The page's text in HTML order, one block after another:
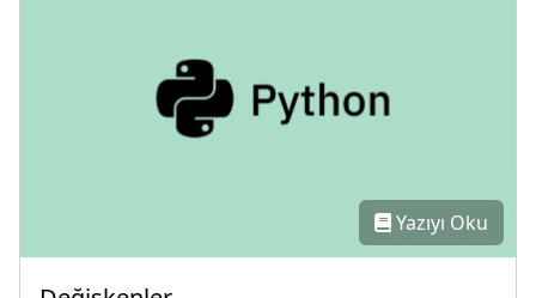
Yazıyı Oku